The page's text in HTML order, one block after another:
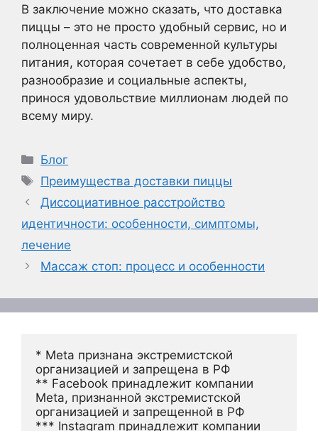
В заключение можно сказать, что доставка
пиццы – это не просто удобный сервис, но и
полноценная часть современной культуры
питания, которая сочетает в себе удобство,
разнообразие и социальные аспекты,
принося удовольствие миллионам людей по
всему миру.
Рубрики
Блог
Метки
Преимущества доставки пиццы
Диссоциативное расстройство
идентичности: особенности, симптомы,
лечение
Массаж стоп: процесс и особенности
* Meta признана экстремистской
организацией и запрещена в РФ
** Facebook принадлежит компании
Meta, признанной экстремистской
организацией и запрещенной в РФ
*** Instagram принадлежит компании